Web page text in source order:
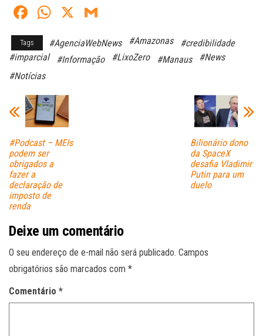
Fa
ce
bo
ok
W
ts
A
X
ail
Tags #AgenciaWebNews #Amazonas
#credibilidade
#imparcial
#Informação #LixoZero #Manaus
#News
#Notícias
#Podcast – MEIs
podem ser
obrigados a
fazer a
declaração de
imposto de
renda
Bilionário dono
da SpaceX
desafia Vladimir
Putin para um
duelo
Deixe um comentário
O seu endereço de e-mail não será publicado. Campos
obrigatórios são marcados com *
Comentário *